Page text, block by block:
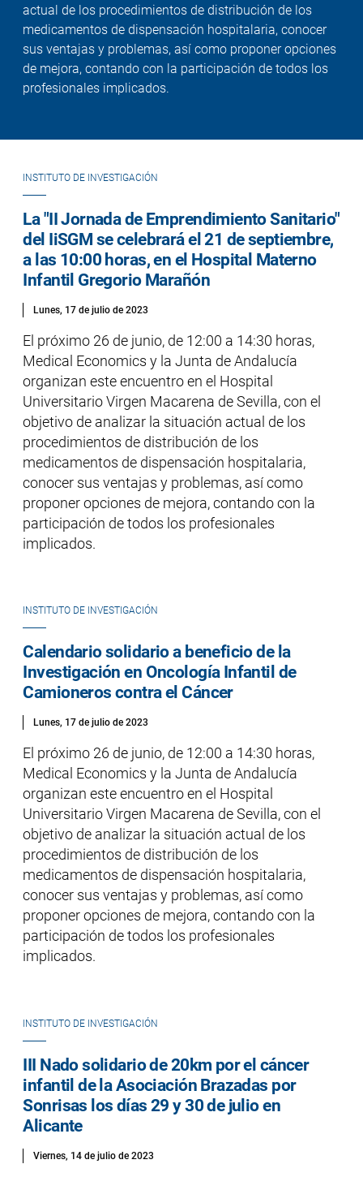
actual de los procedimientos de distribución de los
medicamentos de dispensación hospitalaria, conocer
sus ventajas y problemas, así como proponer opciones
de mejora, contando con la participación de todos los
profesionales implicados.
INSTITUTO DE INVESTIGACIÓN
La "II Jornada de Emprendimiento Sanitario"
del IiSGM se celebrará el 21 de septiembre,
a las 10:00 horas, en el Hospital Materno
Infantil Gregorio Marañón
Lunes, 17 de julio de 2023
El próximo 26 de junio, de 12:00 a 14:30 horas,
Medical Economics y la Junta de Andalucía
organizan este encuentro en el Hospital
Universitario Virgen Macarena de Sevilla, con el
objetivo de analizar la situación actual de los
procedimientos de distribución de los
medicamentos de dispensación hospitalaria,
conocer sus ventajas y problemas, así como
proponer opciones de mejora, contando con la
participación de todos los profesionales
implicados.
INSTITUTO DE INVESTIGACIÓN
Calendario solidario a beneficio de la
Investigación en Oncología Infantil de
Camioneros contra el Cáncer
Lunes, 17 de julio de 2023
El próximo 26 de junio, de 12:00 a 14:30 horas,
Medical Economics y la Junta de Andalucía
organizan este encuentro en el Hospital
Universitario Virgen Macarena de Sevilla, con el
objetivo de analizar la situación actual de los
procedimientos de distribución de los
medicamentos de dispensación hospitalaria,
conocer sus ventajas y problemas, así como
proponer opciones de mejora, contando con la
participación de todos los profesionales
implicados.
INSTITUTO DE INVESTIGACIÓN
III Nado solidario de 20km por el cáncer
infantil de la Asociación Brazadas por
Sonrisas los días 29 y 30 de julio en
Alicante
Viernes, 14 de julio de 2023